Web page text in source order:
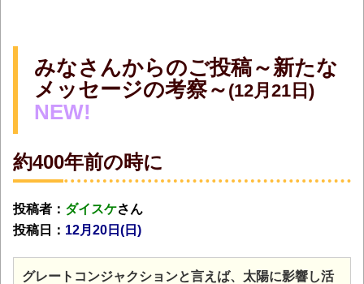
みなさんからのご投稿～新たな
メッセージの考察～ (12月21日)
NEW!
約400年前の時に
投稿者： ダイスケさん
投稿日： 12月20日(日 )
グレートコンジャクションと言えば、太陽に影響し活